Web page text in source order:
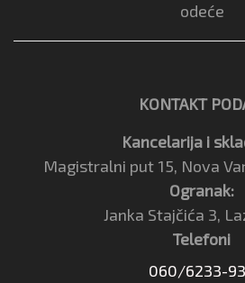
odeće
KONTAKT
Kancelarija i
Magistralni put 15, Nova
Ogranak:
Janka Stajčića 3,
Telefoni
060/6233-